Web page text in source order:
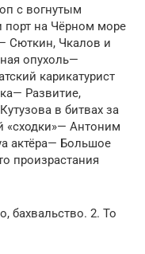
с вогнутым
порт на Чёрном море
Сюткин, Чкалов и
опухоль—
карикатурист
Развитие,
в битвах за
«сходки»— Антоним
актёра— Большое
произрастания
бахвальство. 2. То